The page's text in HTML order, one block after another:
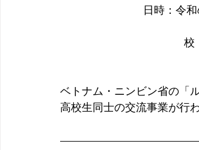
日時
場所：東地
ベトナム・ニンビン省の「
高校生同士の交流事業が行